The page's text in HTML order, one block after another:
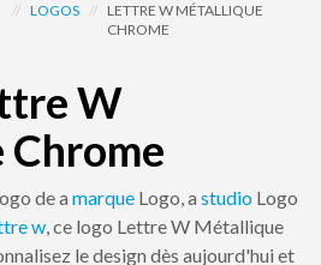
// LOGOS // LETTRE W MÉTALLIQUE
CHROME
W
de a marque Logo, a studio Logo
w, ce logo Lettre W Métallique
le design dès aujourd'hui et